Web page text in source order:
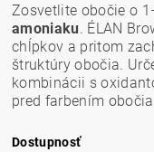
Zosvetlite obočie o
amoniaku. ÉLAN
chĺpkov a pritom
štruktúry obočia.
kombinácii s
pred farbením
Dostupnosť